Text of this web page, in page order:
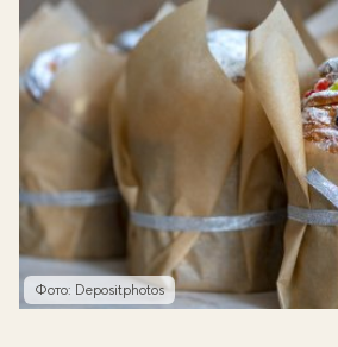
Фото: Depositphotos